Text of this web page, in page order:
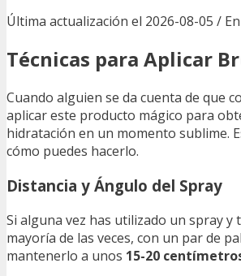
Última actualización el 2026-08-05 /
Técnicas para Aplicar
Cuando alguien se da cuenta de que
aplicar este producto mágico para
hidratación en un momento sublime.
cómo puedes hacerlo.
Distancia y Ángulo del Spray
Si alguna vez has utilizado un spray y
mayoría de las veces, con un par de
mantenerlo a unos 15-20